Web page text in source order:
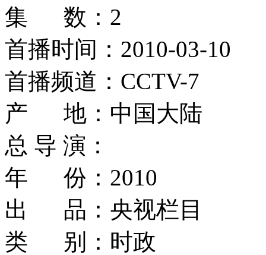
集 数：2
首播时间：2010-03-10
首播频道：CCTV-7
产 地：中国大陆
总 导 演：
年 份：2010
出 品：央视栏目
类 别：时政